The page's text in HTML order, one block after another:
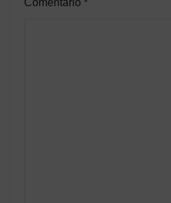
Comentario *